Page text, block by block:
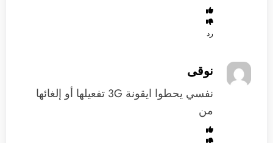
رد
نوقى
نفسي يحطوا ايقونة 3G تفعيلها أو إلغائها
من